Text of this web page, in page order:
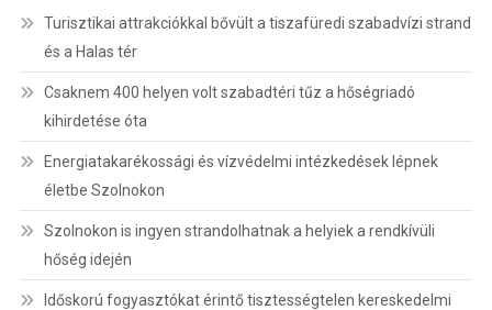
Turisztikai attrakciókkal bővült a tiszafüredi szabadvízi strand
és a Halas tér
Csaknem 400 helyen volt szabadtéri tűz a hőségriadó
kihirdetése óta
Energiatakarékossági és vízvédelmi intézkedések lépnek
életbe Szolnokon
Szolnokon is ingyen strandolhatnak a helyiek a rendkívüli
hőség idején
Időskorú fogyasztókat érintő tisztességtelen kereskedelmi